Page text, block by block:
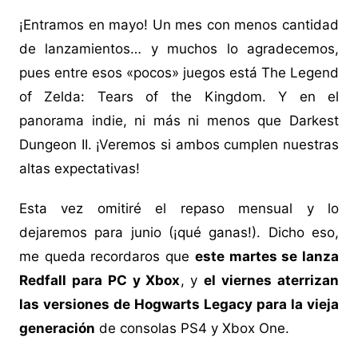
¡Entramos en mayo! Un mes con menos cantidad
de lanzamientos… y muchos lo agradecemos,
pues entre esos «pocos» juegos está The Legend
of Zelda: Tears of the Kingdom. Y en el
panorama indie, ni más ni menos que Darkest
Dungeon II. ¡Veremos si ambos cumplen nuestras
altas expectativas!
Esta vez omitiré el repaso mensual y lo
dejaremos para junio (¡qué ganas!). Dicho eso,
me queda recordaros que este martes se lanza
Redfall para PC y Xbox, yel viernes aterrizan
las versiones de Hogwarts Legacy para la vieja
generación de consolas PS4 y Xbox One.